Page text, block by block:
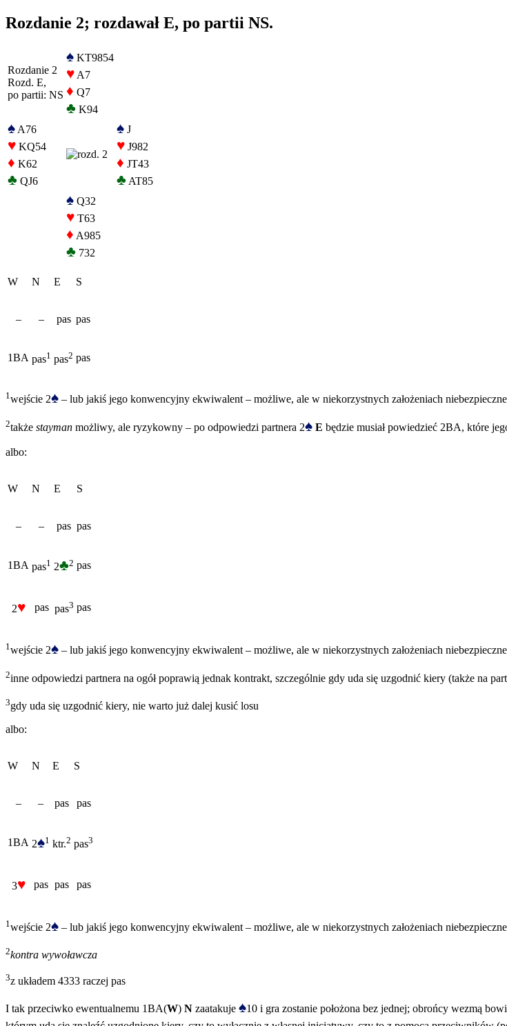
Rozdanie 2; rozdawał E, po partii NS.
Rozdanie 2
Rozd. E,
po partii: NS
♠ KT9854
♥ A7
♦ Q7
♣ K94
♠ A76
♥ KQ54
♦ K62
♣ QJ6
♠ J
♥ J982
♦ JT43
♣ AT85
♠ Q32
♥ T63
♦ A985
♣ 732
W N E S
– – pas pas
1BA pas1 pas2 pas
1 wejście 2♠ – lub jakiś jego konwencyjny ekwiwalent – możliwe, ale w niekorzystnych założeniach niebezpieczne
2także stayman możliwy, ale ryzykowny – po odpowiedzi partnera 2♠ E będzie musiał powiedzieć 2BA, które
albo:
W N E S
– – pas pas
1BA pas1 2♣2 pas
2♥ pas pas3 pas
1 wejście 2♠ – lub jakiś jego konwencyjny ekwiwalent – możliwe, ale w niekorzystnych założeniach niebezpieczne
2inne odpowiedzi partnera na ogół poprawią jednak kontrakt, szczególnie gdy uda się uzgodnić kiery (także na
3gdy uda się uzgodnić kiery, nie warto już dalej kusić losu
albo:
W N E S
– – pas pas
1BA 2♠1 ktr.2 pas3
3♥ pas pas pas
1 wejście 2♠ – lub jakiś jego konwencyjny ekwiwalent – możliwe, ale w niekorzystnych założeniach niebezpieczne
2kontra wywoławcza
3z układem 4333 raczej pas
I tak przeciwko ewentualnemu 1BA(W) N zaatakuje ♠10 i gra zostanie położona bez jednej; obrońcy wezmą